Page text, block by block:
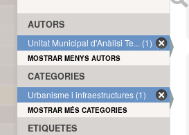
AUTORS
Unitat Municipal d'Anàlisi Te... (1)
MOSTRAR MENYS AUTORS
CATEGORIES
Urbanisme i infraestructures (1)
MOSTRAR MÉS CATEGORIES
ETIQUETES